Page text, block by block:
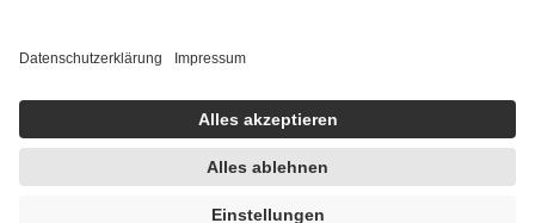
getroffen, um sicherzustellen, dass es sich um echte Bewertungen
https://help.etrusted.com/hc/de/articles/4419944605341
Einige Bilder und Inhalte wurden unter Zuhilfenahme künstlicher